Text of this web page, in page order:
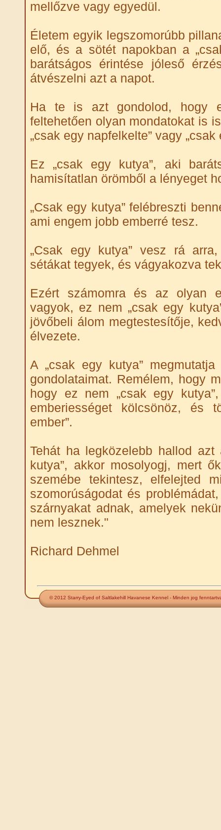
mellőzve vagy egyedül.
Életem egyik legszomorúbb
elő, és a sötét napokban a
barátságos érintése jóleső
átvészelni azt a napot.
Ha te is azt gondolod, hogy
feltehetően olyan mondatokat is
„csak egy napfelkelte” vagy „csak
Ez „csak egy kutya”, aki
hamisítatlan örömből a lényeget
„Csak egy kutya” felébreszti
ami engem jobb emberré tesz.
„Csak egy kutya” vesz rá
sétákat tegyek, és vágyakozva
Ezért számomra és az olyan
vagyok, ez nem „csak egy
jövőbeli álom megtestesítője,
élvezete.
A „csak egy kutya”
gondolataimat. Remélem, hogy
hogy ez nem „csak egy
emberiességet kölcsönöz, és
ember”.
Tehát ha legközelebb hallod
kutya”, akkor mosolyogj, mert
szemébe tekintesz, elfelejted
szomorúságodat és
szárnyakat adnak, amelyek
nem lesznek."
Richard Dehmel
© 2012 Starry-Eyed of Saltlakehill Havanese Kennel - Minden jog